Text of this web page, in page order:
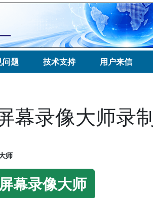
问题 技术支持 用户来信
幕录像大师录
师
幕录像大师